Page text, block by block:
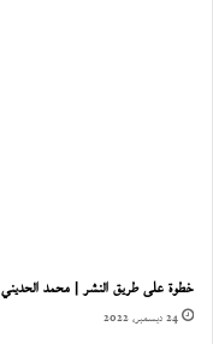
خطوة على طريق النشر | محمد الحديني
24 ديسمبر، 2022